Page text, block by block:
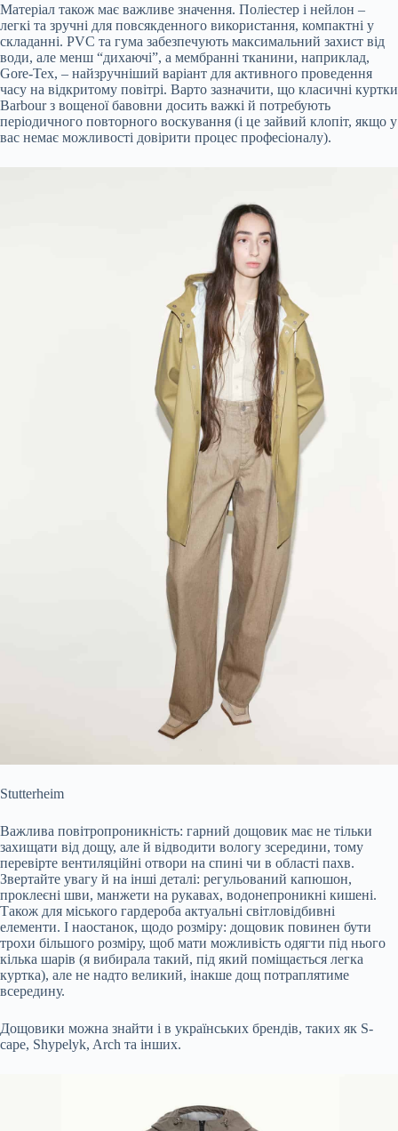
Матеріал також має важливе значення. Поліестер і нейлон –
легкі та зручні для повсякденного використання, компактні у
складанні. PVC та гума забезпечують максимальний захист від
води, але менш “дихаючі”, а мембранні тканини, наприклад,
Gore-Tex, – найзручніший варіант для активного проведення
часу на відкритому повітрі. Варто зазначити, що класичні куртки
Barbour з вощеної бавовни досить важкі й потребують
періодичного повторного воскування (і це зайвий клопіт, якщо у
вас немає можливості довірити процес професіоналу).
Stutterheim
Важлива повітропроникність: гарний дощовик має не тільки
захищати від дощу, але й відводити вологу зсередини, тому
перевірте вентиляційні отвори на спині чи в області пахв.
Звертайте увагу й на інші деталі: регульований капюшон,
проклеєні шви, манжети на рукавах, водонепроникні кишені.
Також для міського гардероба актуальні світловідбивні
елементи. І наостанок, щодо розміру: дощовик повинен бути
трохи більшого розміру, щоб мати можливість одягти під нього
кілька шарів (я вибирала такий, під який поміщається легка
куртка), але не надто великий, інакше дощ потраплятиме
всередину.
Дощовики можна знайти і в українських брендів, таких як S-
cape, Shypelyk, Arch та інших.